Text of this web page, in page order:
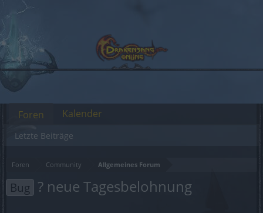
Foren Community Allgemeines Forum
Bug ? neue Tagesbelohnung
Foren
Letzte Beiträge
Kalender